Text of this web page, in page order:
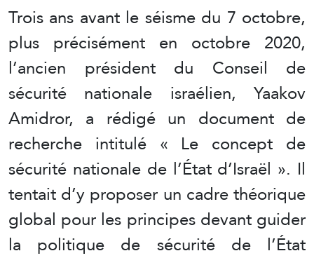
Trois ans avant le séisme du 7 octobre,
plus précisément en octobre 2020,
l’ancien président du Conseil de
sécurité nationale israélien, Yaakov
Amidror, a rédigé un document de
recherche intitulé « Le concept de
sécurité nationale de l’État d’Israël ». Il
tentait d’y proposer un cadre théorique
global pour les principes devant guider
la politique de sécurité de l’État